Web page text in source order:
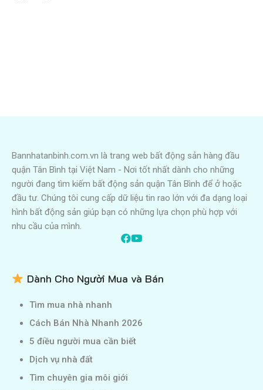
Bannhatanbinh.com.vn là trang web bất động sản hàng đầu
quận Tân Bình tại Việt Nam - Nơi tốt nhất dành cho những
người đang tìm kiếm bất động sản quận Tân Bình để ở hoặc
đầu tư. Chúng tôi cung cấp dữ liệu tin rao lớn với đa dạng loại
hình bất động sản giúp bạn có những lựa chọn phù hợp với
nhu cầu của mình.
Dành Cho Người Mua và Bán
Tìm mua nhà nhanh
Cách Bán Nhà Nhanh 2026
5 điều người mua cần biết
Dịch vụ nhà đất
Tìm chuyên gia môi giới